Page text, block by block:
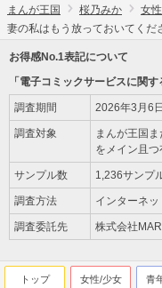
まんが王国 桜乃みか 女
妻の私はもう放っておいてくだ
お得感No.1表記について
「電子コミックサービスに関す
調査期間 2026年3月6
調査対象
まんが王国
をメイン且
サンプル数 1,236サンプ
調査方法 インターネ
調査委託先 株式会社
トップ 女性/少女 青